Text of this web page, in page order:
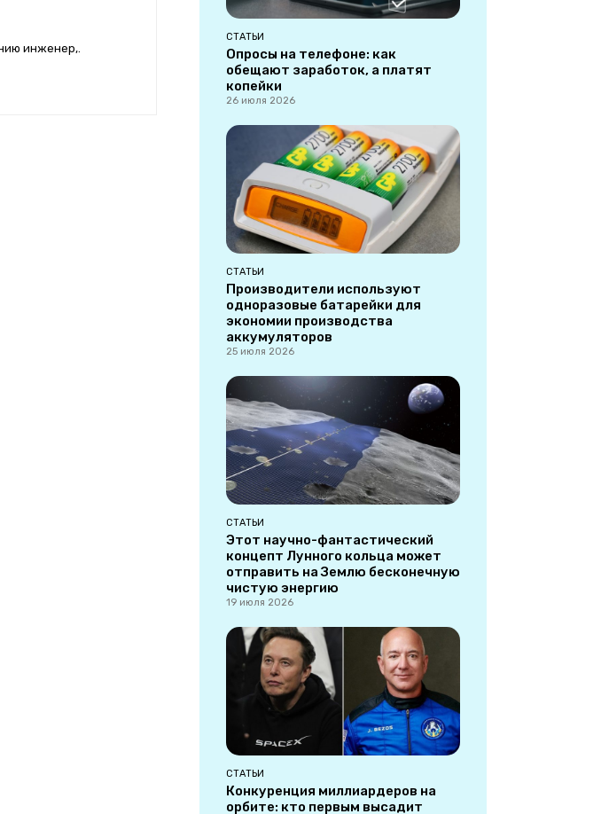
инженер,.
СТАТЬИ
Опросы на телефоне: как
обещают заработок, а платят
копейки
26 июля 2026
СТАТЬИ
Производители используют
одноразовые батарейки для
экономии производства
аккумуляторов
25 июля 2026
СТАТЬИ
Этот научно-фантастический
концепт Лунного кольца может
отправить на Землю бесконечную
чистую энергию
19 июля 2026
СТАТЬИ
Конкуренция миллиардеров на
орбите: кто первым высадит